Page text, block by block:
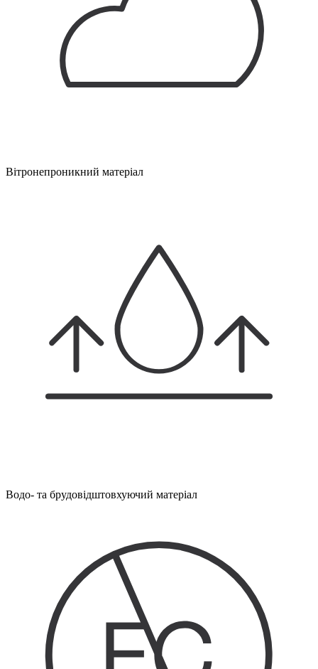
Вітронепроникний матеріал
Водо- та брудовідштовхуючий матеріал